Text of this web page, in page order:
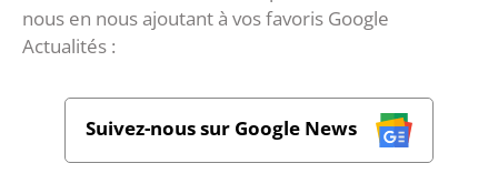
nous en nous ajoutant à vos favoris Google
Actualités :
Suivez-nous sur Google News